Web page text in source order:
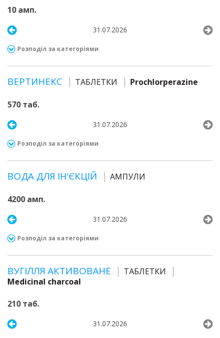
10 амп.
31.07.2026
Розподіл за категоріями
ВЕРТИНЕКС ТАБЛЕТКИ Prochlorperazine
570 таб.
31.07.2026
Розподіл за категоріями
ВОДА ДЛЯ ІН'ЄКЦІЙ АМПУЛИ
4200 амп.
31.07.2026
Розподіл за категоріями
ВУГІЛЛЯ АКТИВОВАНЕ
ТАБЛЕТКИ
Medicinal charcoal
210 таб.
31.07.2026